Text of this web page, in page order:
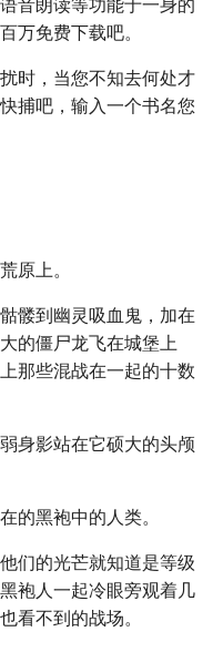
音朗读等功能于一身的
万免费下载吧。
时，当您不知去何处才
捕吧，输入一个书名您
原上。
髅到幽灵吸血鬼，加在
的僵尸龙飞在城堡上
那些混战在一起的十数
身影站在它硕大的头颅
的黑袍中的人类。
们的光芒就知道是等级
袍人一起冷眼旁观着几
看不到的战场。